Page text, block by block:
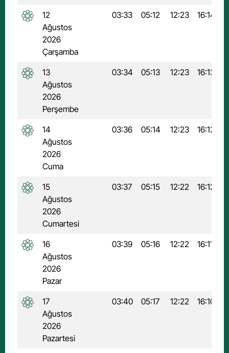
12
Ağustos
2026
Çarşamba
03:33 05:12 12:23 16:14
13
Ağustos
2026
Perşembe
03:34 05:13 12:23 16:13
14
Ağustos
2026
Cuma
03:36 05:14 12:23 16:12
15
Ağustos
2026
Cumartesi
03:37 05:15 12:22 16:12
16
Ağustos
2026
Pazar
03:39 05:16 12:22 16:11
17
Ağustos
2026
Pazartesi
03:40 05:17 12:22 16:10